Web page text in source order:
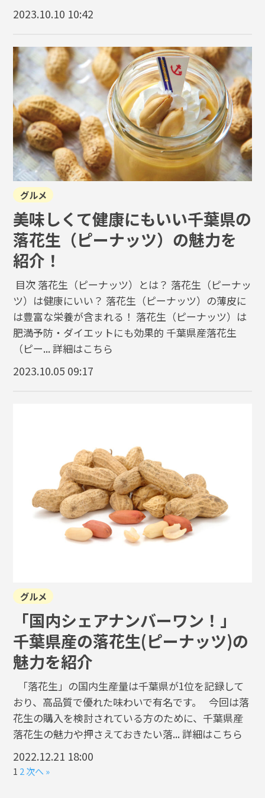
2023.10.10 10:42
グルメ
美味しくて健康にもいい千葉県の
落花生（ピーナッツ）の魅力を
紹介！
目次 落花生（ピーナッツ）とは？ 落花生（ピーナッ
ツ）は健康にいい？ 落花生（ピーナッツ）の薄皮に
は豊富な栄養が含まれる！ 落花生（ピーナッツ）は
肥満予防・ダイエットにも効果的 千葉県産落花生
（ピー...詳細はこちら
2023.10.05 09:17
グルメ
「国内シェアナンバーワン！」
千葉県産の落花生(ピーナッツ)の
魅力を紹介
「落花生」の国内生産量は千葉県が1位を記録して
おり、高品質で優れた味わいで有名です。 今回は落
花生の購入を検討されている方のために、千葉県産
落花生の魅力や押さえておきたい落...詳細はこちら
2022.12.21 18:00
1 2 次へ »